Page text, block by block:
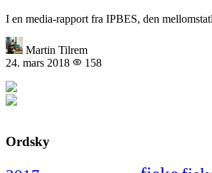
I en media-rapport fra IPBES, den
Martin Tilrem
24. mars 2018
158
Ordsky